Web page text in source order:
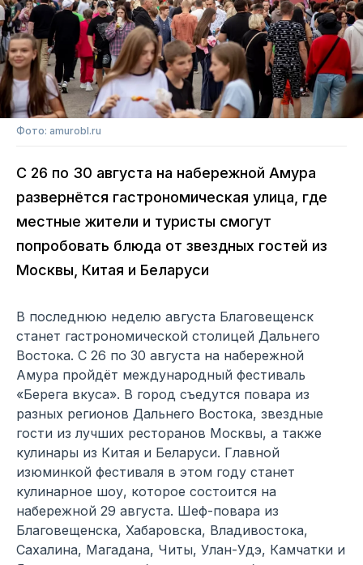
Фото: amurobl.ru
С 26 по 30 августа на набережной Амура
развернётся гастрономическая улица, где
местные жители и туристы смогут
попробовать блюда от звездных гостей из
Москвы, Китая и Беларуси
В последнюю неделю августа Благовещенск
станет гастрономической столицей Дальнего
Востока. С 26 по 30 августа на набережной
Амура пройдёт международный фестиваль
«Берега вкуса». В город съедутся повара из
разных регионов Дальнего Востока, звездные
гости из лучших ресторанов Москвы, а также
кулинары из Китая и Беларуси. Главной
изюминкой фестиваля в этом году станет
кулинарное шоу, которое состоится на
набережной 29 августа. Шеф-повара из
Благовещенска, Хабаровска, Владивостока,
Сахалина, Магадана, Читы, Улан-Удэ, Камчатки и